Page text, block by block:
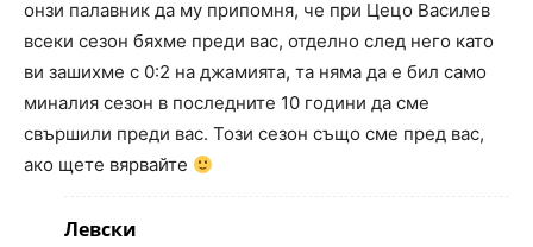
онзи палавник да му припомня, че при Цецо Василев
всеки сезон бяхме преди вас, отделно след него като
ви зашихме с 0:2 на джамията, та няма да е бил само
миналия сезон в последните 10 години да сме
свършили преди вас. Този сезон също сме пред вас,
ако щете вярвайте
Левски